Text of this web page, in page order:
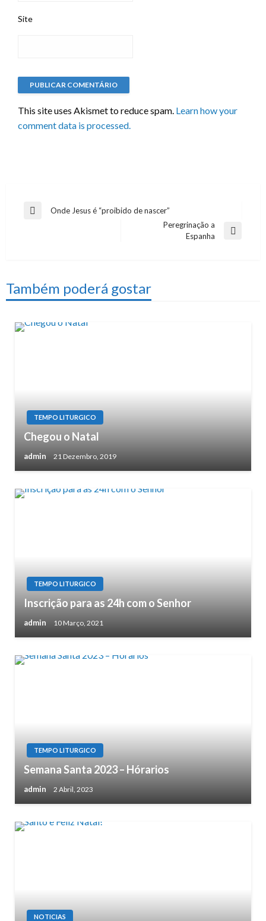
Site
This site uses Akismet to reduce spam. Learn how your
comment data is processed.
Navegação
PreviousOnde Jesus é “proibido de nascer”
Peregrinação a
Espanha
Também poderá gostar
TEMPO LITURGICO
Chegou o Natal
admin 21 Dezembro, 2019
TEMPO LITURGICO
Inscrição para as 24h com o Senhor
admin 10 Março, 2021
TEMPO LITURGICO
Semana Santa 2023 – Hórarios
admin 2 Abril, 2023
NOTICIAS